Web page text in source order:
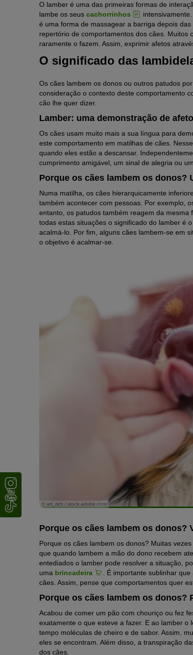
O lamber é uma das primeiras formas de
lambe os seus cachorrinhos
é uma forma de massagear a barriga depois
repertório de comportamentos dos cães.
raramente o fazem. Assim, exprimir afetos
O significado das
Os cães lambem os donos ou outros patudos
consideração o contexto deste comportamento
cão lhe quer dizer.
Lamber: uma demonstração de afeto
Os cães usam muito mais a sua língua para
este comportamento em matilhas de cães.
quando eles estão a descansar.
cumprimento amigável, um sinal de alegria ou
Porque os cães lambem os donos?
Numa matilha, os cães hierarquicamente
também acontecer com pessoas. Por exemplo,
entanto, os patudos também reagem da
todas estas situações o significado do lamber é
acalmá-lo. Por fim, alguns cães lambem-se em
o objetivo é acalmar-se.
© art_rich / stock.adobe.com
Porque os cães lambem os donos?
Porque os cães lambem os donos? Muitas
que quando lambem a mão do dono recebem
entediados o lamber pode resolver a situação,
uma brincadeira
. É importante sublinhar
cães. Assim, pense que comportamentos quer
Porque os cães lambem os donos?
Acabou de comer um pão com chouriço ou fez
exatamente o que esteve a fazer. E ao lamber
tempo moléculas de cheiro e de sabor. Assim,
eles se encontram. Além disso, a transpiração
dos cães.